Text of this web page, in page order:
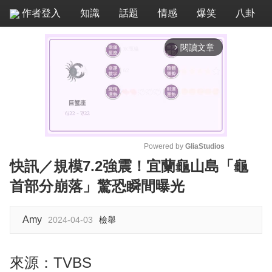
作者登入 知識 話題 情感 爆笑 八卦
arrow_forward_ios 閱讀文章
M
Powered by GliaStudios
快訊／規模7.2強震！宜蘭龜山島「龜
首部分崩落」驚恐瞬間曝光
Amy 2024-04-03 檢舉
來源：TVBS